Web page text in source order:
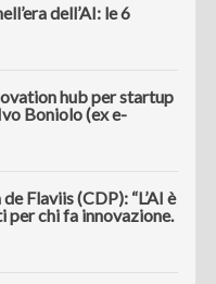
dell’AI: le 6
hub per startup
Boniolo (ex e-
Flaviis (CDP): “L’AI è
per chi fa innovazione.